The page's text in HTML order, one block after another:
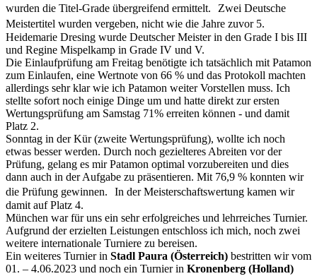
wurden die Titel-Grade übergreifend ermittelt. Zwei Deutsche
Meistertitel wurden vergeben, nicht wie die Jahre zuvor 5.
Heidemarie Dresing wurde Deutscher Meister in den Grade I bis III
und Regine Mispelkamp in Grade IV und V.
Die Einlaufprüfung am Freitag benötigte ich tatsächlich mit Patamon
zum Einlaufen, eine Wertnote von 66 % und das Protokoll machten
allerdings sehr klar wie ich Patamon weiter Vorstellen muss. Ich
stellte sofort noch einige Dinge um und hatte direkt zur ersten
Wertungsprüfung am Samstag 71% erreiten können - und damit
Platz 2.
Sonntag in der Kür (zweite Wertungsprüfung), wollte ich noch
etwas besser werden. Durch noch gezielteres Abreiten vor der
Prüfung, gelang es mir Patamon optimal vorzubereiten und dies
dann auch in der Aufgabe zu präsentieren. Mit 76,9 % konnten wir
die Prüfung gewinnen. In der Meisterschaftswertung kamen wir
damit auf Platz 4.
München war für uns ein sehr erfolgreiches und lehrreiches Turnier.
Aufgrund der erzielten Leistungen entschloss ich mich, noch zwei
weitere internationale Turniere zu bereisen.
Ein weiteres Turnier in Stadl Paura (Österreich) bestritten wir vom
01. – 4.06.2023 und noch ein Turnier in Kronenberg (Holland)